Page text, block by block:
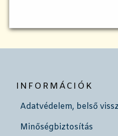
INFORMÁCIÓK
Adatvédelem, belső
Minőségbiztosítás